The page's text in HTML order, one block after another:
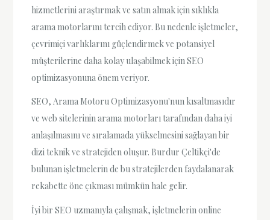
hizmetlerini araştırmak ve satın almak için sıklıkla
arama motorlarını tercih ediyor. Bu nedenle işletmeler,
çevrimiçi varlıklarını güçlendirmek ve potansiyel
müşterilerine daha kolay ulaşabilmek için SEO
optimizasyonuna önem veriyor.
SEO, Arama Motoru Optimizasyonu'nun kısaltmasıdır
ve web sitelerinin arama motorları tarafından daha iyi
anlaşılmasını ve sıralamada yükselmesini sağlayan bir
dizi teknik ve stratejiden oluşur. Burdur Çeltikçi'de
bulunan işletmelerin de bu stratejilerden faydalanarak
rekabette öne çıkması mümkün hale gelir.
İyi bir SEO uzmanıyla çalışmak, işletmelerin online